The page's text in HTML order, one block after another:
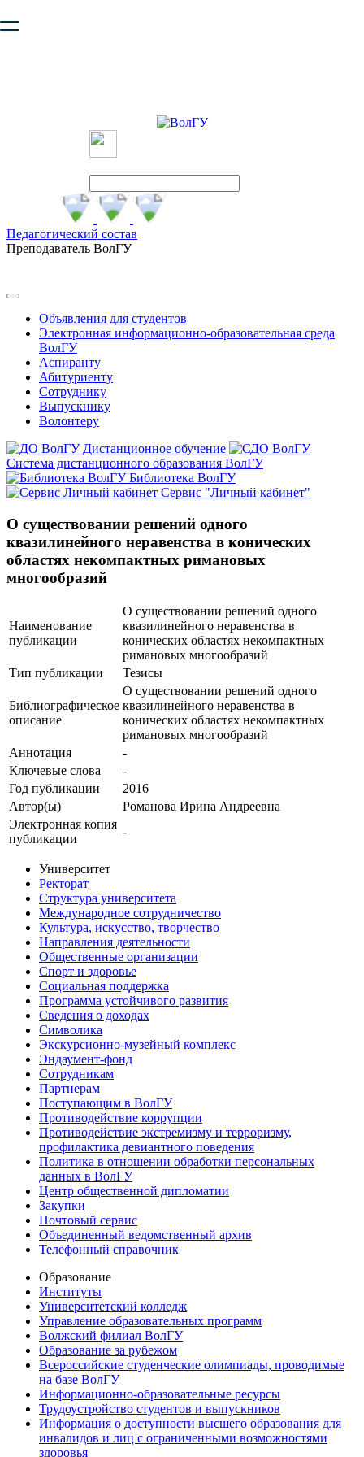
безопасную работу с сайтом. Пожалуйста
Педагогический состав
Преподаватель ВолГУ
Объявления для студентов
Электронная информационно-образовательная среда
ВолГУ
Аспиранту
Абитуриенту
Сотруднику
Выпускнику
Волонтеру
Дистанционное обучение
Система дистанционного образования ВолГУ
Библиотека ВолГУ
Сервис "Личный кабинет"
О существовании решений одного
квазилинейного неравенства в конических
областях некомпактных римановых
многообразий
Наименование
публикации
О существовании решений одного
квазилинейного неравенства в
конических областях некомпактных
римановых многообразий
Тип публикации
Тезисы
Библиографическое
описание
О существовании решений одного
квазилинейного неравенства в
конических областях некомпактных
римановых многообразий
Аннотация
-
Ключевые cлова
-
Год публикации
2016
Автор(ы)
Романова Ирина Андреевна
Электронная копия
публикации
-
Университет
Ректорат
Структура университета
Международное сотрудничество
Культура, искусство, творчество
Направления деятельности
Общественные организации
Спорт и здоровье
Социальная поддержка
Программа устойчивого развития
Сведения о доходах
Символика
Экскурсионно-музейный комплекс
Эндаумент-фонд
Сотрудникам
Партнерам
Поступающим в ВолГУ
Противодействие коррупции
Противодействие экстремизму и терроризму,
профилактика девиантного поведения
Политика в отношении обработки персональных
данных в ВолГУ
Центр общественной дипломатии
Закупки
Почтовый сервис
Объединенный ведомственный архив
Телефонный справочник
Образование
Институты
Университетский колледж
Управление образовательных программ
Волжский филиал ВолГУ
Образование за рубежом
Всероссийские студенческие олимпиады, проводимые
на базе ВолГУ
Информационно-образовательные ресурсы
Трудоустройство студентов и выпускников
Информация о доступности высшего образования для
инвалидов и лиц с ограниченными возможностями
здоровья